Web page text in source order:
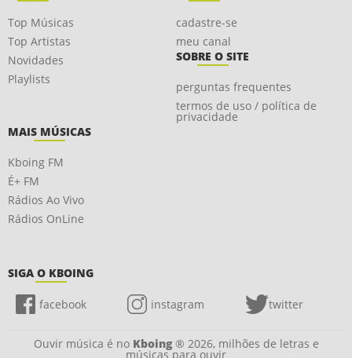
Top Músicas
Top Artistas
Novidades
Playlists
cadastre-se
meu canal
SOBRE O SITE
perguntas frequentes
termos de uso / política de
privacidade
MAIS MÚSICAS
Kboing FM
É+ FM
Rádios Ao Vivo
Rádios OnLine
SIGA O KBOING
facebook instagram twitter
Ouvir música é no Kboing® 2026, milhões de letras e
músicas para ouvir